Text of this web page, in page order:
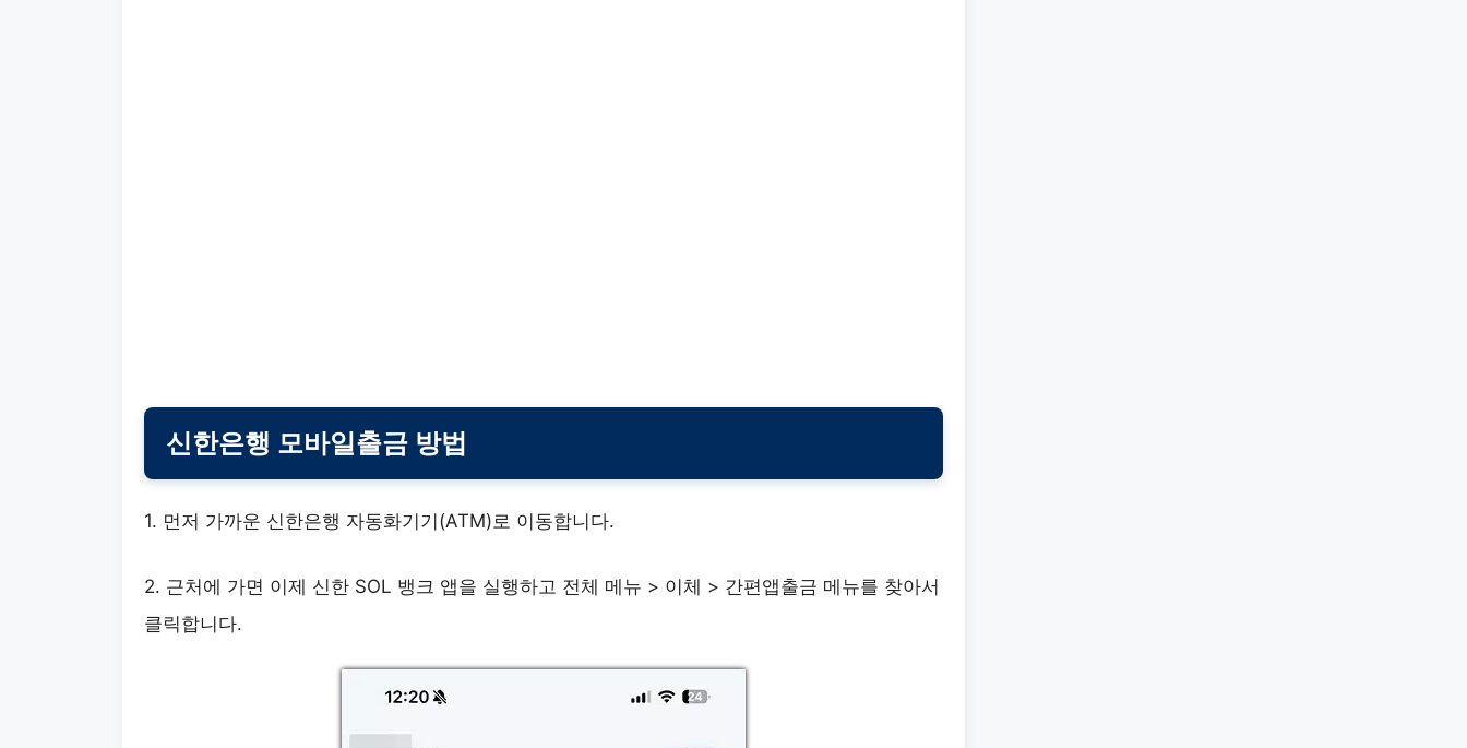
신한은행 모바일출금 방법
1. 먼저 가까운 신한은행 자동화기기(ATM)로 이동합니다.
2. 근처에 가면 이제 신한 SOL 뱅크 앱을 실행하고 전체 메뉴 > 이체 > 간편앱출금 메뉴를 찾아서
클릭합니다.